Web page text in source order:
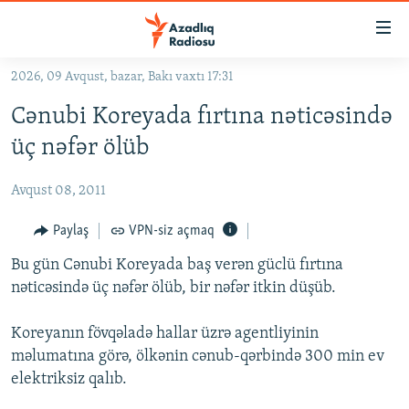
Əsas
qayıt
Əsas
naviqasiyaya
qayıt
KORRUPSIOMETR
#ƏSLINDƏ
FƏRQƏ BAX
QANUNI DOĞRU
ARAŞDIRMA
MULTIMEDIA
VIDEO
RADIO ARXIV
HAQQIMIZDA
2026, 09 Avqust, bazar, Bakı vaxtı 17:31
Cənubi Koreyada fırtına nəticəsində
üç nəfər ölüb
Avqust 08, 2011
Paylaş VPN-siz açmaq
Bu gün Cənubi Koreyada baş verən güclü fırtına
nəticəsində üç nəfər ölüb, bir nəfər itkin düşüb.
Koreyanın fövqəladə hallar üzrə agentliyinin
məlumatına görə, ölkənin cənub-qərbində 300 min ev
elektriksiz qalıb.